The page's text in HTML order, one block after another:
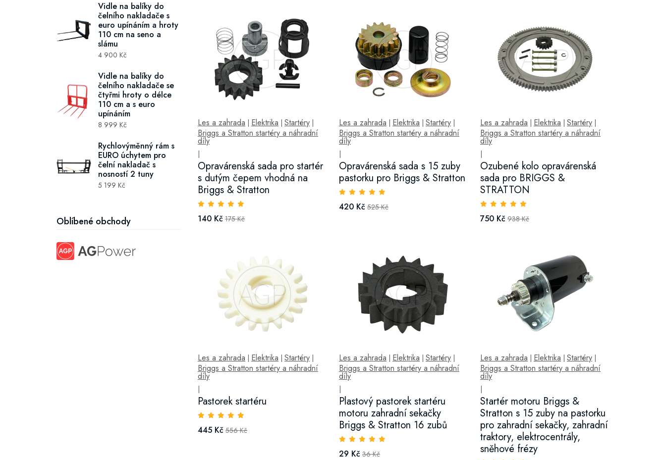
Vidle na balíky do
čelního nakladače s
euro upínáním a hroty
110 cm na seno a
slámu
4 900 Kč
Vidle na balíky do
čelního nakladače se
čtyřmi hroty o délce
110 cm a s euro
upínáním
8 999 Kč
Rychlovýměnný rám s
EURO úchytem pro
čelní nakladač s
nosností 2 tuny
5 199 Kč
Oblíbené obchody
Les a zahrada Elektrika Startéry
Briggs a Stratton startéry a náhradní
díly
Opravárenská sada pro startér
s dutým čepem vhodná na
Briggs & Stratton
140 Kč 175 Kč
Les a zahrada Elektrika Startéry|
Briggs a Stratton startéry a náhradní
díly
Opravárenská sada s 15 zuby
pastorku pro Briggs & Stratton
420 Kč 525 Kč
Les a zahrada Elektrika Startéry|
Briggs a Stratton startéry a náhradní
díly
Ozubené kolo opravárenská
sada pro BRIGGS &
STRATTON
750 Kč 938 Kč
Les a zahrada Elektrika Startéry
Briggs a Stratton startéry a náhradní
díly
Pastorek startéru
445 Kč 556 Kč
Les a zahrada Elektrika Startéry|
Briggs a Stratton startéry a náhradní
díly
Plastový pastorek startéru
motoru zahradní sekačky
Briggs & Stratton 16 zubů
29 Kč 36 Kč
Les a zahrada Elektrika Startéry|
Briggs a Stratton startéry a náhradní
díly
Startér motoru Briggs &
Stratton s 15 zuby na pastorku
pro zahradní sekačky, zahradní
traktory, elektrocentrály,
sněhové frézy